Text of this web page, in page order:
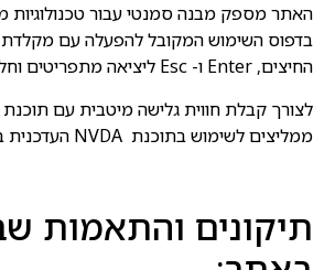
האתר מספק מבנה סמנטי עבור טכנולוגיות
בדפוס השימוש המקובל להפעלה עם
החיצים, Enter ו- Esc ליציאה מתפריטים וחלונות.
לצורך קבלת חווית גלישה מיטבית עם
ממליצים לשימוש בתוכנת NVDA העדכנית ביותר.
תיקונים והתאמות